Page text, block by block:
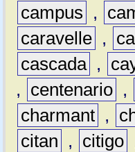
campus
,
caravelle ,
cascada ,
,
centenario ,
charmant ,
citan
, citigo